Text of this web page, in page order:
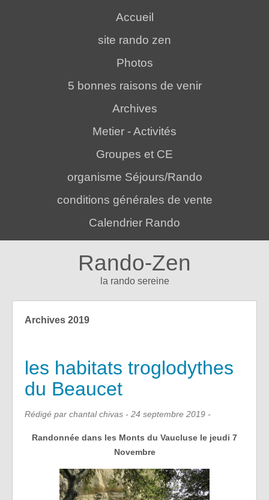
Accueil
site rando zen
Photos
5 bonnes raisons de venir
Archives
Metier - Activités
Groupes et CE
organisme Séjours/Rando
conditions générales de vente
Calendrier Rando
Rando-Zen
la rando sereine
Archives 2019
les habitats troglodythes
du Beaucet
Rédigé par chantal chivas - 24 septembre 2019 -
Randonnée dans les Monts du Vaucluse le jeudi 7
Novembre